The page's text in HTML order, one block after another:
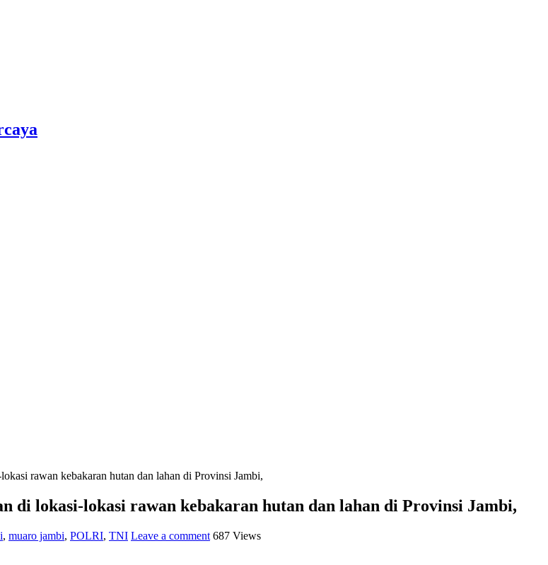
rawan kebakaran hutan dan lahan di Provinsi Jambi,
di lokasi-lokasi rawan kebakaran hutan dan lahan di Provinsi Jambi,
, muaro jambi, POLRI, TNI Leave a comment 687 Views